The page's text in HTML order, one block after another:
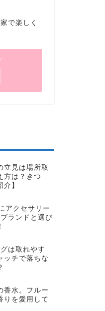
で楽しく
立見は場所取
方は？きつ
】
アクセサリー
ランドと選び
は取れやす
ッチで落ちな
香水。フルー
りを愛用して